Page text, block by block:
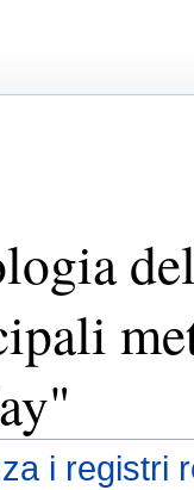
i registri